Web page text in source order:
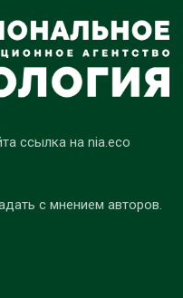
ссылка на nia.eco
с мнением авторов.